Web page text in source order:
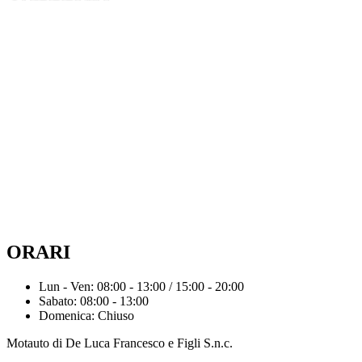
ORARI
Lun - Ven: 08:00 - 13:00 / 15:00 - 20:00
Sabato: 08:00 - 13:00
Domenica: Chiuso
Motauto di De Luca Francesco e Figli S.n.c.